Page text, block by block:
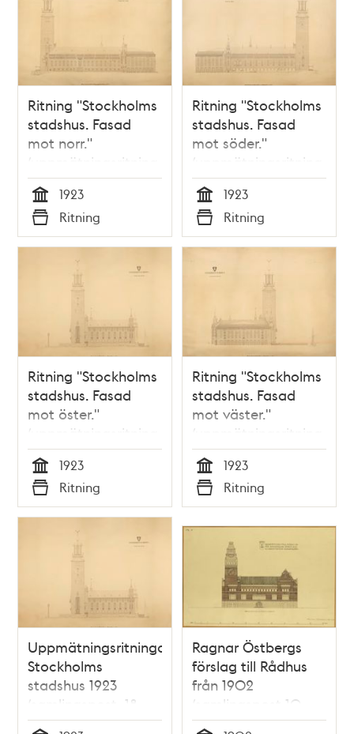
Ritning "Stockholms
stadshus. Fasad
mot norr."
(uppmätningsritning
1923)
Tid
1923
Typ
Ritning
Ritning "Stockholms
stadshus. Fasad
mot söder."
(uppmätningsritning
1923)
Tid
1923
Typ
Ritning
Ritning "Stockholms
stadshus. Fasad
mot öster."
(uppmätningsritning
1923)
Tid
1923
Typ
Ritning
Ritning "Stockholms
stadshus. Fasad
mot väster."
(uppmätningsritning
1923)
Tid
1923
Typ
Ritning
Uppmätningsritningar
Stockholms
stadshus 1923
(samlingspost, 18
ritningar)
Ragnar Östbergs
förslag till Rådhus
från 1902
(samlingspost 10
ritningar)